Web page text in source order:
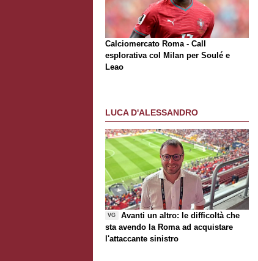
Calciomercato Roma - Call
esplorativa col Milan per Soulé e
Leao
LUCA D'ALESSANDRO
VG
Avanti un altro: le difficoltà che
sta avendo la Roma ad acquistare
l'attaccante sinistro